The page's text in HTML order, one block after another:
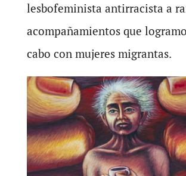
lesbofeminista antirracista a
acompañamientos que
cabo con mujeres migrantas.